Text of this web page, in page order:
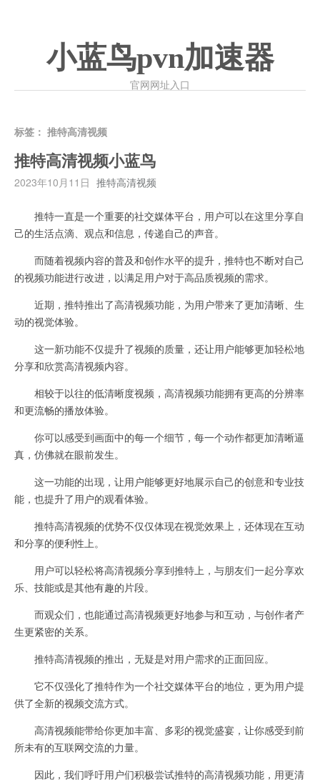
小蓝鸟pvn加速器
官网网址入口
标签： 推特高清视频
推特高清视频小蓝鸟
2023年10月11日 推特高清视频
推特一直是一个重要的社交媒体平台，用户可以在这里分享自
己的生活点滴、观点和信息，传递自己的声音。
而随着视频内容的普及和创作水平的提升，推特也不断对自己
的视频功能进行改进，以满足用户对于高品质视频的需求。
近期，推特推出了高清视频功能，为用户带来了更加清晰、生
动的视觉体验。
这一新功能不仅提升了视频的质量，还让用户能够更加轻松地
分享和欣赏高清视频内容。
相较于以往的低清晰度视频，高清视频功能拥有更高的分辨率
和更流畅的播放体验。
你可以感受到画面中的每一个细节，每一个动作都更加清晰逼
真，仿佛就在眼前发生。
这一功能的出现，让用户能够更好地展示自己的创意和专业技
能，也提升了用户的观看体验。
推特高清视频的优势不仅仅体现在视觉效果上，还体现在互动
和分享的便利性上。
用户可以轻松将高清视频分享到推特上，与朋友们一起分享欢
乐、技能或是其他有趣的片段。
而观众们，也能通过高清视频更好地参与和互动，与创作者产
生更紧密的关系。
推特高清视频的推出，无疑是对用户需求的正面回应。
它不仅强化了推特作为一个社交媒体平台的地位，更为用户提
供了全新的视频交流方式。
高清视频能带给你更加丰富、多彩的视觉盛宴，让你感受到前
所未有的互联网交流的力量。
因此，我们呼吁用户们积极尝试推特的高清视频功能，用更清